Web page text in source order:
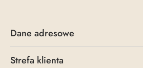
Dane adresowe
Strefa klienta